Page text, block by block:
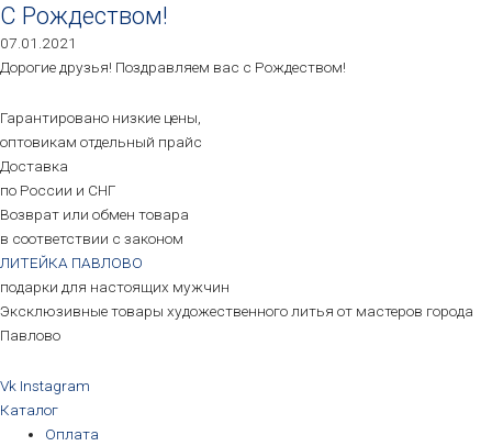
С Рождеством!
07.01.2021
Дорогие друзья! Поздравляем вас с Рождеством!
Гарантировано низкие цены,
оптовикам отдельный прайс
Доставка
по России и СНГ
Возврат или обмен товара
в соответствии с законом
ЛИТЕЙКА ПАВЛОВО
подарки для настоящих мужчин
Эксклюзивные товары художественного литья от мастеров города
Павлово
Vk Instagram
Каталог
Оплата